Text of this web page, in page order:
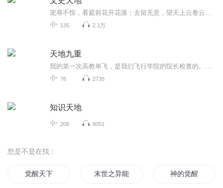
135 2.1万
天地九重
76 2735
知识天地
208 8051
您是不是在找：
觉醒天下 末世之异能觉醒 神的觉醒